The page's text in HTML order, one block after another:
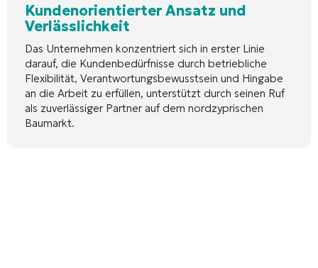
Kundenorientierter Ansatz und
Verlässlichkeit
Das Unternehmen konzentriert sich in erster Linie
darauf, die Kundenbedürfnisse durch betriebliche
Flexibilität, Verantwortungsbewusstsein und Hingabe
an die Arbeit zu erfüllen, unterstützt durch seinen Ruf
als zuverlässiger Partner auf dem nordzyprischen
Baumarkt.